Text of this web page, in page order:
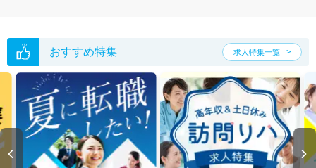
い。
おすすめ特集 求人特集一覧